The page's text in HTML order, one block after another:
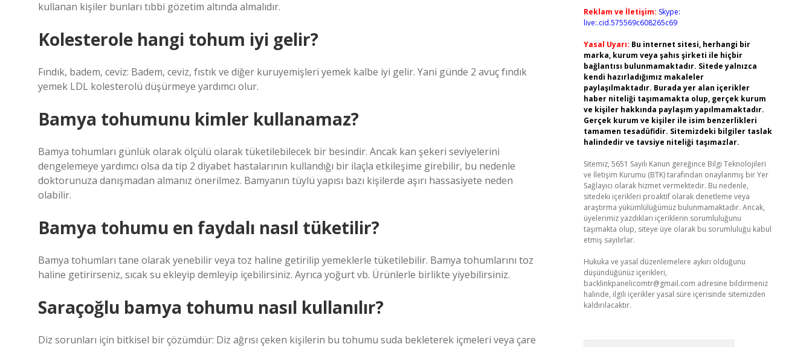
kullanan kişiler bunları tıbbi gözetim altında almalıdır.
Kolesterole hangi tohum iyi gelir?
Fındık, badem, ceviz: Badem, ceviz, fıstık ve diğer kuruyemişleri yemek kalbe iyi gelir. Yani günde 2 avuç fındık
yemek LDL kolesterolü düşürmeye yardımcı olur.
Bamya tohumunu kimler kullanamaz?
Bamya tohumları günlük olarak ölçülü olarak tüketilebilecek bir besindir. Ancak kan şekeri seviyelerini
dengelemeye yardımcı olsa da tip 2 diyabet hastalarının kullandığı bir ilaçla etkileşime girebilir, bu nedenle
doktorunuza danışmadan almanız önerilmez. Bamyanın tüylü yapısı bazı kişilerde aşırı hassasiyete neden
olabilir.
Bamya tohumu en faydalı nasıl tüketilir?
Bamya tohumları tane olarak yenebilir veya toz haline getirilip yemeklerle tüketilebilir. Bamya tohumlarını toz
haline getirirseniz, sıcak su ekleyip demleyip içebilirsiniz. Ayrıca yoğurt vb. Ürünlerle birlikte yiyebilirsiniz.
Saraçoğlu bamya tohumu nasıl kullanılır?
Diz sorunları için bitkisel bir çözümdür: Diz ağrısı çeken kişilerin bu tohumu suda bekleterek içmeleri veya çare
Reklam ve İletişim: Skype:
live:.cid.575569c608265c69
Yasal Uyarı: Bu internet sitesi, herhangi bir
marka, kurum veya şahıs şirketi ile hiçbir
bağlantısı bulunmamaktadır. Sitede yalnızca
kendi hazırladığımız makaleler
paylaşılmaktadır. Burada yer alan içerikler
haber niteliği taşımamakta olup, gerçek kurum
ve kişiler hakkında paylaşım yapılmamaktadır.
Gerçek kurum ve kişiler ile isim benzerlikleri
tamamen tesadüfidir. Sitemizdeki bilgiler taslak
halindedir ve tavsiye niteliği taşımazlar.
Sitemiz, 5651 Sayılı Kanun gereğince Bilgi Teknolojileri
ve İletişim Kurumu (BTK) tarafından onaylanmış bir Yer
Sağlayıcı olarak hizmet vermektedir. Bu nedenle,
sitedeki içerikleri proaktif olarak denetleme veya
araştırma yükümlülüğümüz bulunmamaktadır. Ancak,
üyelerimiz yazdıkları içeriklerin sorumluluğunu
taşımakta olup, siteye üye olarak bu sorumluluğu kabul
etmiş sayılırlar.
Hukuka ve yasal düzenlemelere aykırı olduğunu
düşündüğünüz içerikleri,
backlinkpanelicomtr@gmail.com adresine bildirmeniz
halinde, ilgili içerikler yasal süre içerisinde sitemizden
kaldırılacaktır.